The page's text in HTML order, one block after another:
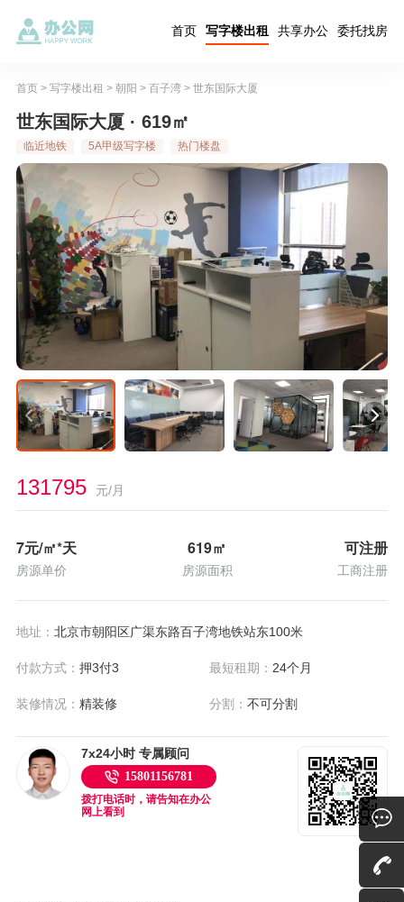
首页 写字楼出租 共享办公 委托找房
首页> 写字楼出租 > 朝阳 > 百子湾> 世东国际大厦
世东国际大厦 · 619㎡
临近地铁 5A甲级写字楼 热门楼盘
131795 元/月
7元/㎡*天
房源单价
619㎡
房源面积
可注册
工商注册
地址： 北京市朝阳区广渠东路百子湾地铁站东100米
付款方式： 押3付3 最短租期： 24个月
装修情况： 精装修 分割：不可分割
7x24小时 专属顾问
15801156781
拨打电话时，请告知在办公
网上看到